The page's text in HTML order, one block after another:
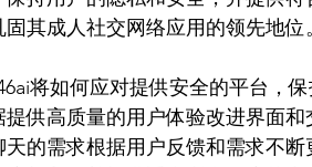
固其成人社交网络应用的领先地位
提供高质量的用户体验改进界面
天的需求根据用户反馈和需求不